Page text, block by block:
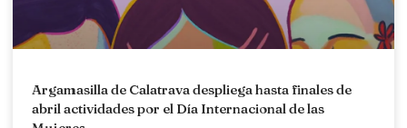
Argamasilla de Calatrava despliega hasta finales de
abril actividades por el Día Internacional de las